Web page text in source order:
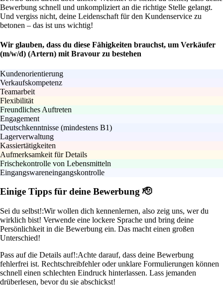
Bewerbung schnell und unkompliziert an die richtige Stelle gelangt.
Und vergiss nicht, deine Leidenschaft für den Kundenservice zu
betonen – das ist uns wichtig!
Wir glauben, dass du diese Fähigkeiten brauchst, um Verkäufer
(m/w/d) (Artern) mit Bravour zu bestehen
Kundenorientierung
Verkaufskompetenz
Teamarbeit
Flexibilität
Freundliches Auftreten
Engagement
Deutschkenntnisse (mindestens B1)
Lagerverwaltung
Kassiertätigkeiten
Aufmerksamkeit für Details
Frischekontrolle von Lebensmitteln
Eingangswareneingangskontrolle
Einige Tipps für deine Bewerbung 🫡
Sei du selbst!:Wir wollen dich kennenlernen, also zeig uns, wer du
wirklich bist! Verwende eine lockere Sprache und bring deine
Persönlichkeit in die Bewerbung ein. Das macht einen großen
Unterschied!
Pass auf die Details auf!:Achte darauf, dass deine Bewerbung
fehlerfrei ist. Rechtschreibfehler oder unklare Formulierungen können
schnell einen schlechten Eindruck hinterlassen. Lass jemanden
drüberlesen, bevor du sie abschickst!